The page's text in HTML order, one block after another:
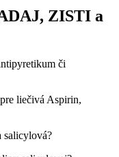
ZISTI a
či
liečivá Aspirin,
salicylová?